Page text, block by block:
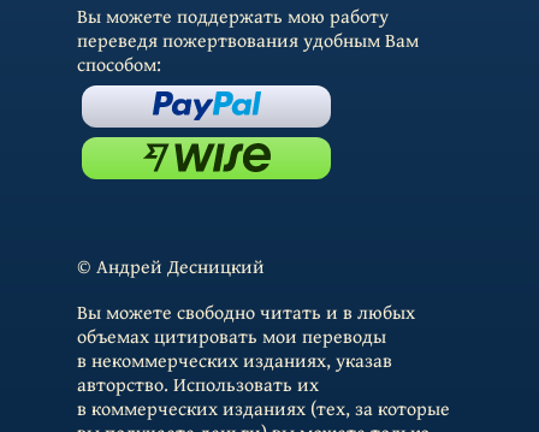
Вы можете поддержать мою работу
переведя пожертвования удобным Вам
способом:
© Андрей Десницкий
Вы можете свободно читать и в любых
объемах цитировать мои переводы
в некоммерческих изданиях, указав
авторство. Использовать их
в коммерческих изданиях (тех, за которые